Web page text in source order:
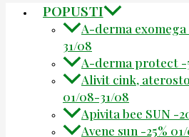
POPUSTI
A-derma
31/08
A-derma protect -
Alivit cink,
01/08-31/08
Apivita bee SUN -
Avene sun -25%